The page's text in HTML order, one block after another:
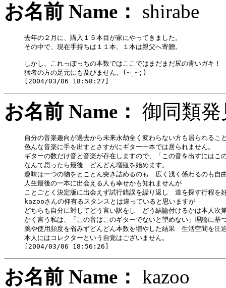
お名前 Name：
去年の２月に、購入１５本目が家にやってきました。
その中で、現在手持ちは１１本、１本は親父へ寄贈。
しかし、これっぽっちの本数ではここではまだまだ尻の青いガキ！
猛者の方の足元にも及びません。(~_~;)
お名前 Name： 御同
自分の音楽趣向が過去から未来永劫全く変わらない方も居られるこ
色んな音楽に手を出すとさすがにギター一本では居られません。
ギターの数だけ音と音楽が存在しますので、「この音を出すにはこ
なんて思ったら最後　どんどん増殖を始めます。
趣味は一つの物をとことん突き詰めるのも　広く浅く係わるのも自
人生最後の一本に出会える人も幸せかも知れませんが
ことごとく決定版に出会えず試行錯誤を繰り返し　道を探す行程を
kazooさんの仰有るスタンスとは違っていると思いますが
どちらも自分に対してどう言い訳をし　どう結論付けるかは本人次
かく言う私は、「この音はこのギターでないと望めない」理論に基
腕や使用頻度を省みずどんどん本数を増やした結果　生活空間を圧
本人にはコレクターという自覚はございません。
お名前 Name：